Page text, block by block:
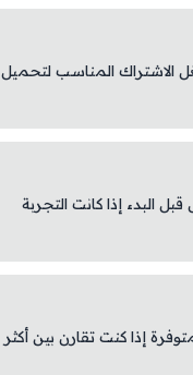
الاشتراك المناسب لتحميل
البدء إذا كانت التجربة
إذا كنت تقارن بين أكثر